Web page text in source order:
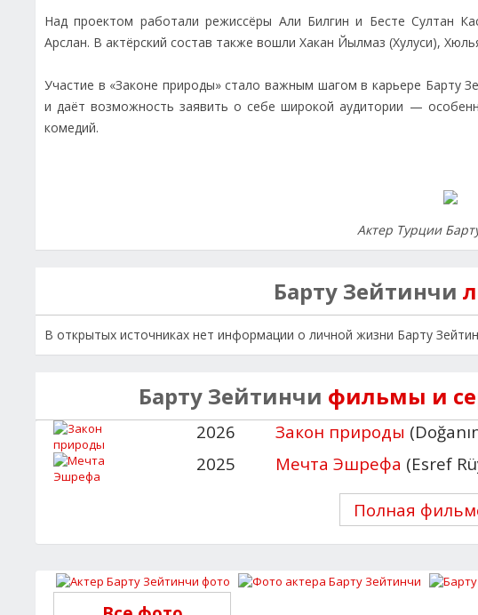
Над проектом работали режиссёры Али Билгин и Бесте Султан
Арслан. В актёрский состав также вошли Хакан Йылмаз (Хулуси),
Участие в «Законе природы» стало важным шагом в карьере Барту
и даёт возможность заявить о себе широкой аудитории —
комедий.
Актер Турции
Барту Зейтинчи
В открытых источниках нет информации о личной жизни Барту
Барту Зейтинчи фильмы и
2026 Закон природы
2025
Мечта Эшрефа (Esref
Полная